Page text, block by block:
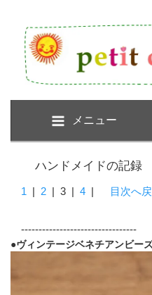
メニュー
ハンドメイドの記録
1 | 2 | 3 | 4 | 目次へ戻
---------------------------------
●ヴィンテージベネチアンビー